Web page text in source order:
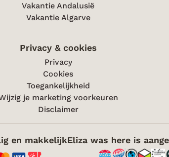
Vakantie Andalusië
Vakantie Algarve
Privacy & cookies
Privacy
Cookies
Toegankelijkheid
je marketing voorkeuren
Disclaimer
en makkelijkEliza was here is